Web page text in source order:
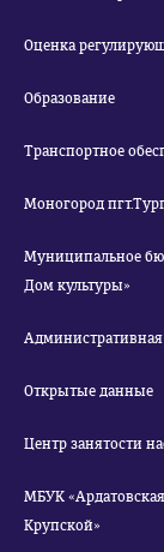
Оценка
Образование
Транспортное
Моногород
Муниципальное бюджетное
Дом культуры»
Открытые данные
Центр занятости
МБУК
Крупской»